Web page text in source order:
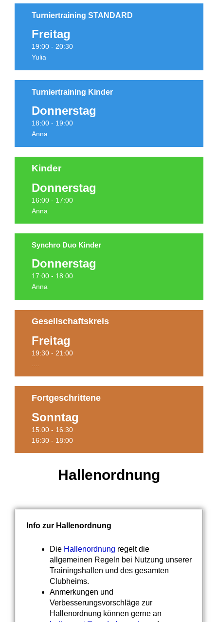
Turniertraining STANDARD
Freitag
19:00 - 20:30
Yulia
Turniertraining Kinder
Donnerstag
18:00 - 19:00
Anna
Kinder
Donnerstag
16:00 - 17:00
Anna
Synchro Duo Kinder
Donnerstag
17:00 - 18:00
Anna
Gesellschaftskreis
Freitag
19:30 - 21:00
Fortgeschrittene
Sonntag
15:00 - 16:30
16:30 - 18:00
Hallenordnung
Info zur Hallenordnung
Die Hallenordnung regelt die
allgemeinen Regeln bei Nutzung unserer
Trainingshallen und des gesamten
Clubheims.
Anmerkungen und
Verbesserungsvorschläge zur
Hallenordnung können gerne an